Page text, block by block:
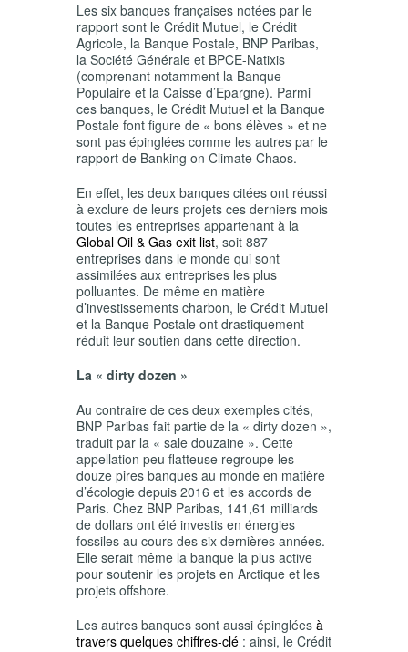
Les six banques françaises notées par le
rapport sont le Crédit Mutuel, le Crédit
Agricole, la Banque Postale, BNP Paribas,
la Société Générale et BPCE-Natixis
(comprenant notamment la Banque
Populaire et la Caisse d’Epargne). Parmi
ces banques, le Crédit Mutuel et la Banque
Postale font figure de « bons élèves » et ne
sont pas épinglées comme les autres par le
rapport de Banking on Climate Chaos.
En effet, les deux banques citées ont réussi
à exclure de leurs projets ces derniers mois
toutes les entreprises appartenant à la
Global Oil & Gas exit list, soit 887
entreprises dans le monde qui sont
assimilées aux entreprises les plus
polluantes. De même en matière
d’investissements charbon, le Crédit Mutuel
et la Banque Postale ont drastiquement
réduit leur soutien dans cette direction.
La « dirty dozen »
Au contraire de ces deux exemples cités,
BNP Paribas fait partie de la « dirty dozen »,
traduit par la « sale douzaine ». Cette
appellation peu flatteuse regroupe les
douze pires banques au monde en matière
d’écologie depuis 2016 et les accords de
Paris. Chez BNP Paribas, 141,61 milliards
de dollars ont été investis en énergies
fossiles au cours des six dernières années.
Elle serait même la banque la plus active
pour soutenir les projets en Arctique et les
projets offshore.
Les autres banques sont aussi épinglées à
travers quelques chiffres-clé : ainsi, le Crédit